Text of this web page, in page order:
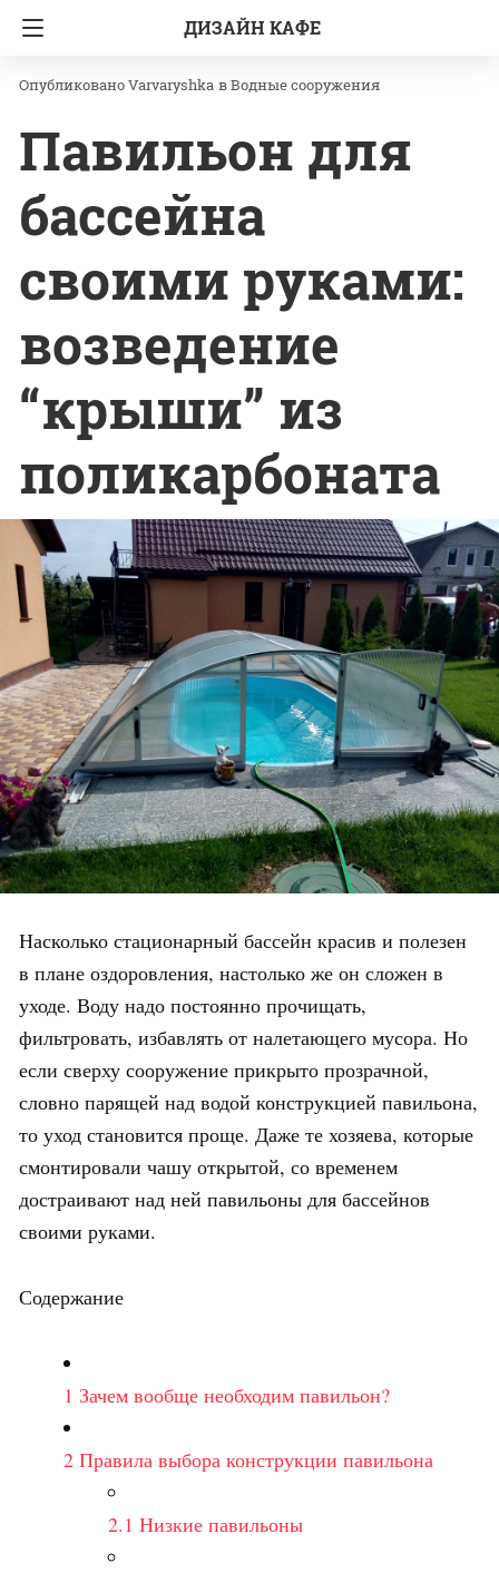
ДИЗАЙН КАФЕ
Главная Водные сооружения
Varvaryshka вВодные сооружения
Павильон для
бассейна
своими руками:
возведение
“крыши” из
поликарбоната
Насколько стационарный бассейн красив и полезен
в плане оздоровления, настолько же он сложен в
уходе. Воду надо постоянно прочищать,
фильтровать, избавлять от налетающего мусора. Но
если сверху сооружение прикрыто прозрачной,
словно парящей над водой конструкцией павильона,
то уход становится проще. Даже те хозяева, которые
смонтировали чашу открытой, со временем
достраивают над ней павильоны для бассейнов
своими руками.
Содержание
1 Зачем вообще необходим павильон?
2 Правила выбора конструкции павильона
2.1 Низкие павильоны